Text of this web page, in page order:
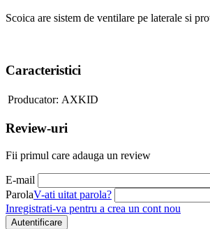
Scoica are sistem de ventilare pe laterale si
Caracteristici
Producator: AXKID
Review-uri
Fii primul care adauga un review
E-mail
ParolaV-ati uitat parola?
Inregistrati-va pentru a crea un cont nou
Autentificare